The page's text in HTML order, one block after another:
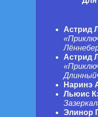
Астрид
Астрид
Наринэ
Льюис
Элинор